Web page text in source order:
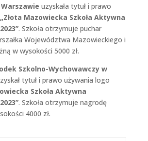
uzyskała tytuł i prawo
„Złota Mazowiecka Szkoła Aktywna
. Szkoła otrzymuje puchar
Województwa Mazowieckiego i
w wysokości 5000 zł.
Szkolno-Wychowawczy w
tytuł i prawo używania logo
Szkoła Aktywna
. Szkoła otrzymuje nagrodę
4000 zł.